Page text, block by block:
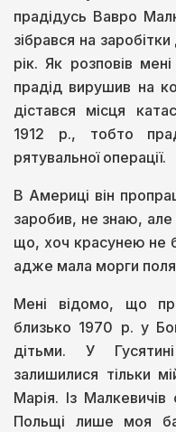
прадідусь Вавро
зібрався на
рік. Як розповів
прадід вирушив на
дістався місця
1912 р., тобто
рятувальної операції.
В Америці він
заробив, не знаю,
що, хоч красунею не
адже мала морги
Мені відомо, що
близько 1970 р. у
дітьми. У
залишилися тільки
Марія. Із
Польщі лише моя